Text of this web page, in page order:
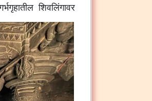
शिवलिंगावर